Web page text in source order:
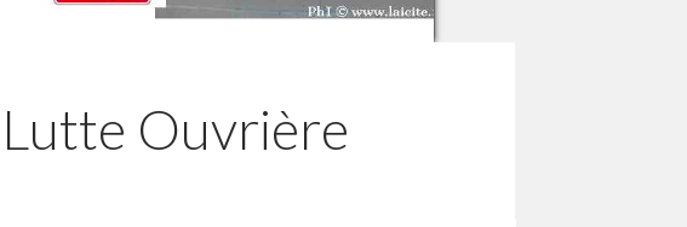
Lutte Ouvrière